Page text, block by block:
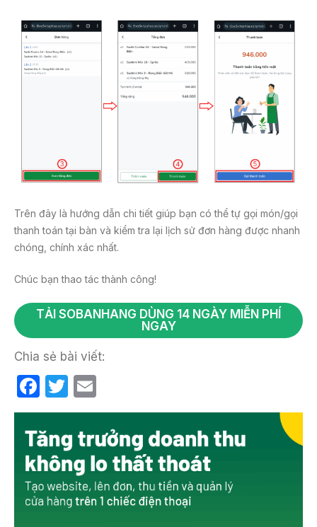
Trên đây là hướng dẫn chi tiết giúp bạn có thể tự gọi món/gọi
thanh toán tại bàn và kiểm tra lại lịch sử đơn hàng được nhanh
chóng, chính xác nhất.
Chúc bạn thao tác thành công!
TẢI SOBANHANG DÙNG 14 NGÀY MIỄN PHÍ
NGAY
Chia sẻ bài viết:
F
a
c
e
b
o
T
w
itt
er
m
ail